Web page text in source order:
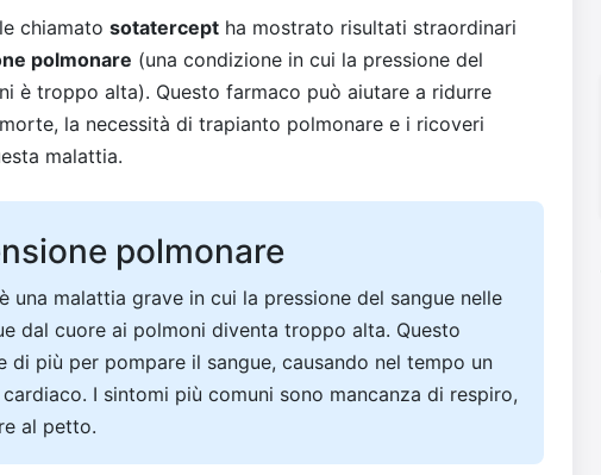
chiamato sotatercept ha mostrato risultati straordinari
polmonare (una condizione in cui la pressione del
è troppo alta). Questo farmaco può aiutare a ridurre
la necessità di trapianto polmonare e i ricoveri
malattia.
polmonare
è una malattia grave in cui la pressione del sangue nelle
dal cuore ai polmoni diventa troppo alta. Questo
di più per pompare il sangue, causando nel tempo un
I sintomi più comuni sono mancanza di respiro,
al petto.